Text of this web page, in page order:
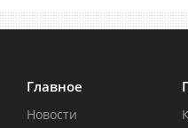
Главное
Новости